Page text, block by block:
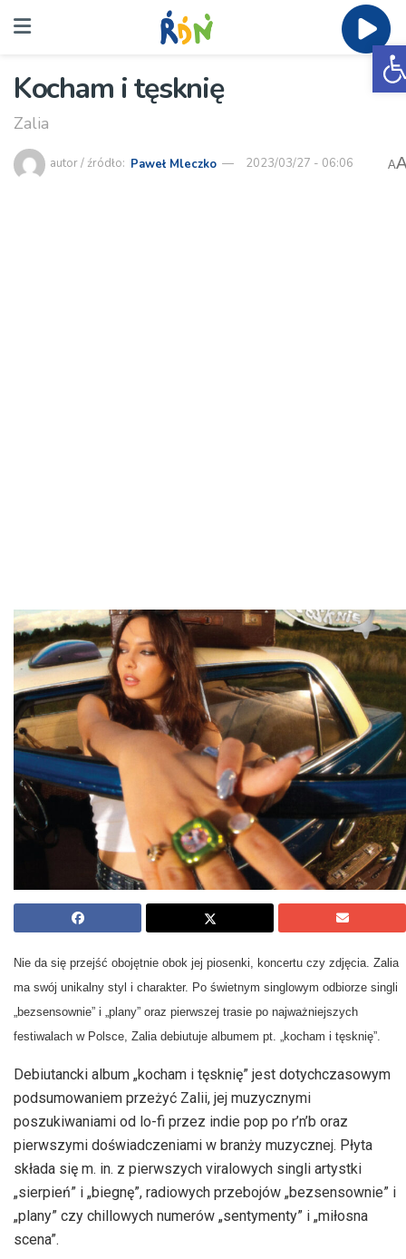
Kocham i tęsknię
Zalia
autor / źródło: Paweł Mleczko 2023/03/27 - 06:06 A
Nie da się przejść obojętnie obok jej piosenki, koncertu czy zdjęcia. Zalia
ma swój unikalny styl i charakter. Po świetnym singlowym odbiorze singli
„bezsensownie” i „plany” oraz pierwszej trasie po najważniejszych
festiwalach w Polsce, Zalia debiutuje albumem pt. „kocham i tęsknię”.
Debiutancki album „kocham i tęsknię” jest dotychczasowym
podsumowaniem przeżyć Zalii, jej muzycznymi
poszukiwaniami od lo-fi przez indie pop po r’n’b oraz
pierwszymi doświadczeniami w branży muzycznej. Płyta
składa się m. in. z pierwszych viralowych singli artystki
„sierpień” i „biegnę”, radiowych przebojów „bezsensownie” i
„plany” czy chillowych numerów „sentymenty” i „miłosna
scena”.